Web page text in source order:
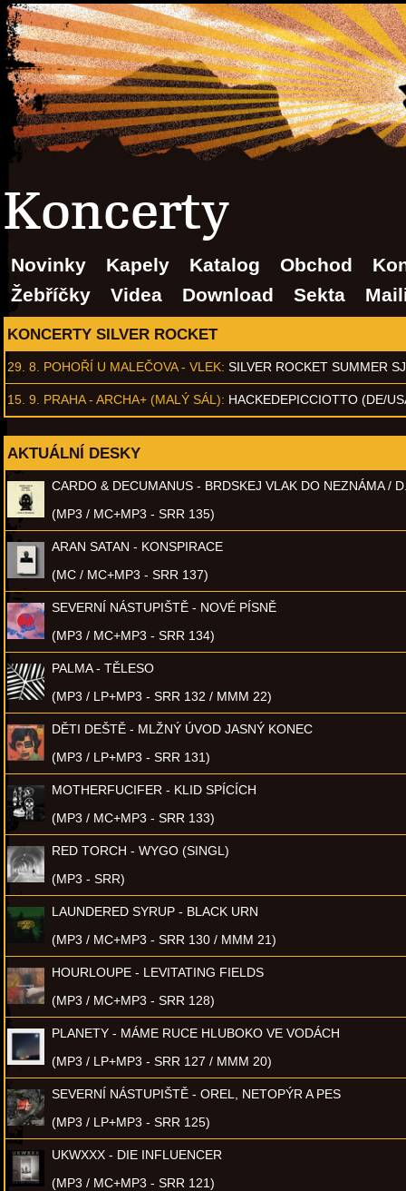
Koncerty
Novinky Kapely Katalog Obchod
Žebříčky
Videa Download Sekta
KONCERTY SILVER ROCKET
29. 8. POHOŘÍ U MALEČOVA - VLEK: SILVER ROCKET SUMMER
15. 9. PRAHA - ARCHA+ (MALÝ SÁL): HACKEDEPICCIOTTO (DE/
AKTUÁLNÍ DESKY
CARDO & DECUMANUS - BRDSKEJ VLAK DO NEZNÁMA /
(MP3 / MC+MP3 - SRR 135)
ARAN SATAN - KONSPIRACE
(MC / MC+MP3 - SRR 137)
SEVERNÍ NÁSTUPIŠTĚ - NOVÉ PÍSNĚ
(MP3 / MC+MP3 - SRR 134)
PALMA - TĚLESO
(MP3 / LP+MP3 - SRR 132 / MMM 22)
DĚTI DEŠTĚ - MLŽNÝ ÚVOD JASNÝ KONEC
(MP3 / LP+MP3 - SRR 131)
MOTHERFUCIFER - KLID SPÍCÍCH
(MP3 / MC+MP3 - SRR 133)
RED TORCH - WYGO (SINGL)
(MP3 - SRR)
LAUNDERED SYRUP - BLACK URN
(MP3 / MC+MP3 - SRR 130 / MMM 21)
HOURLOUPE - LEVITATING FIELDS
(MP3 / MC+MP3 - SRR 128)
PLANETY - MÁME RUCE HLUBOKO VE VODÁCH
(MP3 / LP+MP3 - SRR 127 / MMM 20)
SEVERNÍ NÁSTUPIŠTĚ - OREL, NETOPÝR A PES
(MP3 / LP+MP3 - SRR 125)
UKWXXX - DIE INFLUENCER
(MP3 / MC+MP3 - SRR 121)